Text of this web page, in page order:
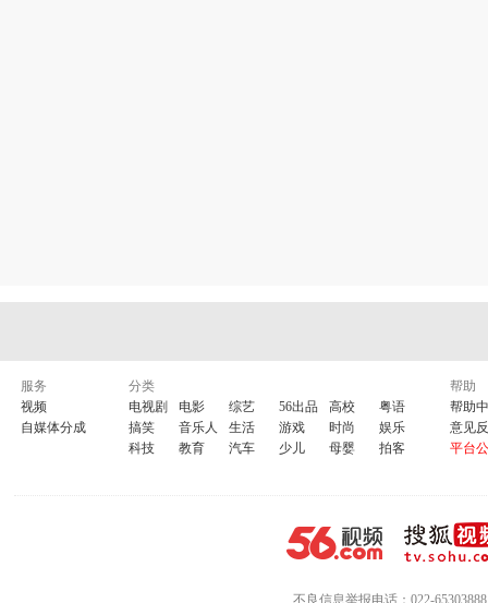
服务
视频
自媒体分成
分类
电视剧
电影 综艺 56出品 高校
粤语
搞笑
音乐人 生活 游戏 时尚
娱乐
科技
教育 汽车 少儿 母婴 拍客
帮助
帮助
意见
平台
不良信息举报电话：022-65303888